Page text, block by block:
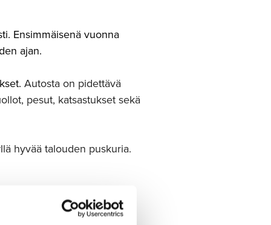
Ensimmäisenä vuonna
ajan.
Autosta on pidettävä
pesut, katsastukset sekä
hyvää talouden puskuria.